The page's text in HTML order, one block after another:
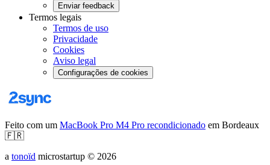
Enviar feedback
Termos legais
Termos de uso
Privacidade
Cookies
Aviso legal
Configurações de cookies
Feito com um MacBook Pro M4 Pro recondicionado em Bordeaux
🇫🇷
a tonoïd microstartup © 2026